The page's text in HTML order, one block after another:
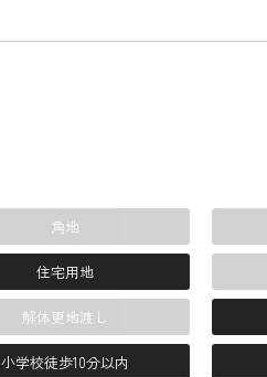
角地
住宅用地
解体更地渡し
小学校徒歩10分以内